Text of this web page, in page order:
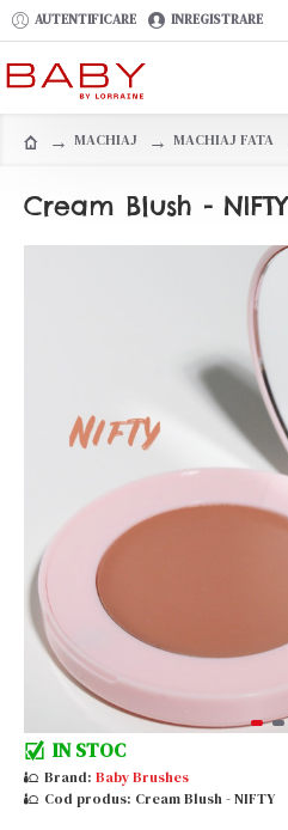
AUTENTIFICARE INREGISTRARE
MACHIAJ MACHIAJ FATA
Cream Blush - NIFTY
IN STOC
Brand: Baby Brushes
Cod produs: Cream Blush - NIFTY